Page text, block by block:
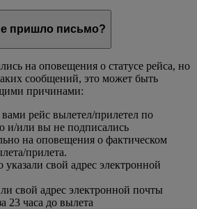
пришло письмо?
на оповещения о статусе рейса, но
сообщений, это может быть
причинами:
рейс вылетел/прилетел по
и/или вы не подписались
на оповещения о фактическом
прилета.
свой адрес электронной
свой адрес электронной почты
23 часа до вылета